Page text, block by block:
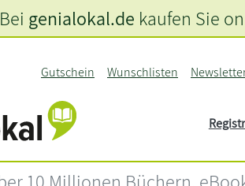
Gutschein Wunschlisten
Bei genialokal.de kaufen Sie